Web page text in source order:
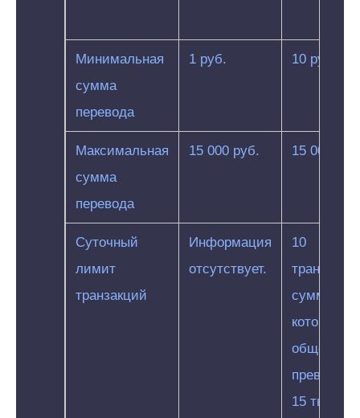
Минимальная
сумма
перевода
1 руб. 10 руб.
Максимальная
сумма
перевода
15 000 руб. 15 000
Суточный
лимит
транзакций
Информация
отсутствует.
10
сумма
которых в
общем не
15 тыс.